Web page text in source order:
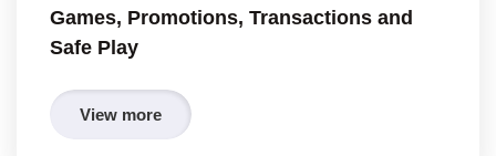
Games, Promotions, Transactions and
Safe Play
View more